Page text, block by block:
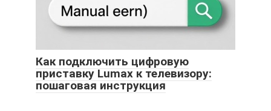
Как подключить цифровую
приставку Lumax к телевизору:
пошаговая инструкция